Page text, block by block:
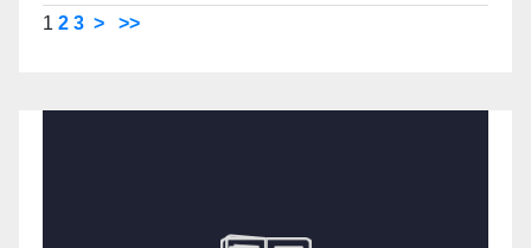
1 2 3 > >>